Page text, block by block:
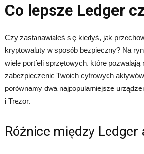
Co lepsze Ledger
Czy zastanawiałeś się kiedyś, jak
kryptowaluty w sposób bezpieczny? Na
wiele portfeli sprzętowych, które pozwalają
zabezpieczenie Twoich cyfrowych
porównamy dwa najpopularniejsze
i Trezor.
Różnice między Ledger